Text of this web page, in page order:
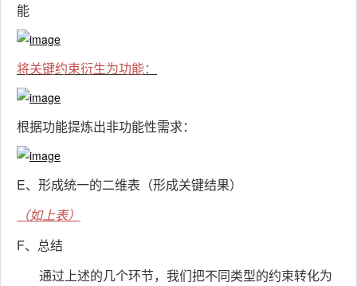
能
将关键约束衍生为功能：
根据功能提炼出非功能性需求：
E、形成统一的二维表（形成关键结果）
（如上表）
F、总结
通过上述的几个环节，我们把不同类型的约束转化为